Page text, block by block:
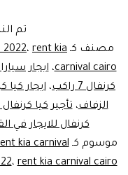
تم
مصنف كـ
2022، rent kia
carnival cairo،ايجار
كرنفال 7 راكب
، ايجار كيا
الزفاف،تأجير كيا
كرنفال للايجار في
موسوم كـkia carnival
،rent kia carnival cairo